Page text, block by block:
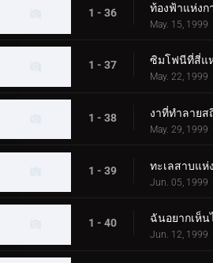
1 - 36 ท้องฟ้าแห่งก
May. 15, 1999
1 - 37 ซิมโฟนีที่สี่แ
May. 22, 1999
1 - 38 งาที่ทำลายส
May. 29, 1999
1 - 39 ทะเลสาบแห่
Jun. 05, 1999
1 - 40 ฉันอยากเห็น
Jun. 12, 1999